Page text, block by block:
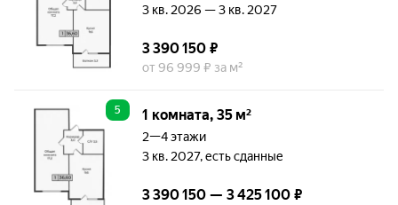
3 кв. 2026 — 3 кв. 2027
3 390 150 ₽
от 96 999 ₽ за м²
5 1 комната, 35 м²
2—4 этажи
3 кв. 2027, есть сданные
3 390 150 — 3 425 100 ₽